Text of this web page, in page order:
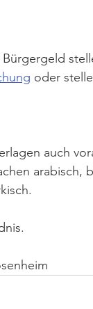
oder
auch
arabisch,